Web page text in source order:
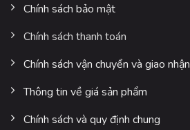
Chính sách bảo mật
Chính sách thanh toán
Chính sách vận chuyển và giao nhận
Thông tin về giá sản phẩm
Chính sách và quy định chung